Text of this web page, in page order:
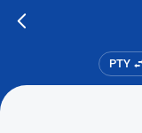
PTY